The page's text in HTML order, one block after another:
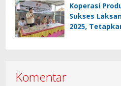
Melanggar
Koperasi
Sukses
2025,
Komentar